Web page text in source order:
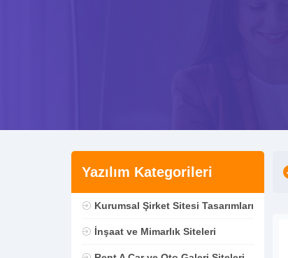
Yazılım Kategorileri
Kurumsal Şirket Sitesi Tasarımları
İnşaat ve Mimarlık Siteleri